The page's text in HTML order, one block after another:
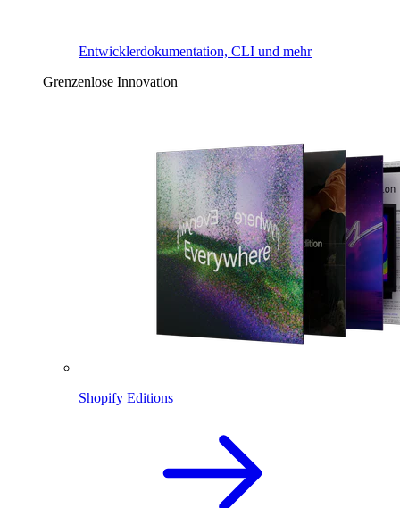
Entwicklerdokumentation, CLI und mehr
Grenzenlose Innovation
Shopify Editions